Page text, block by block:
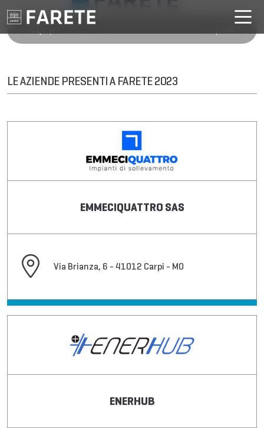
LE AZIENDE PRESENTI A FARETE 2023
EMMECIQUATTRO SAS
Via Brianza, 6 - 41012 Carpi - MO
ENERHUB